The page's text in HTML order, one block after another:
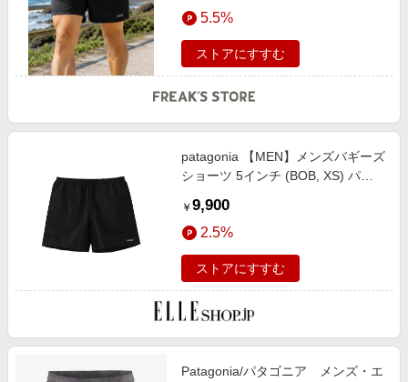
5.5%
ストアにすすむ
patagonia 【MEN】メンズバギーズ
ショーツ 5インチ (BOB, XS) パタ
￥ 9,900
2.5%
ストアにすすむ
Patagonia/パタゴニア メンズ・エ